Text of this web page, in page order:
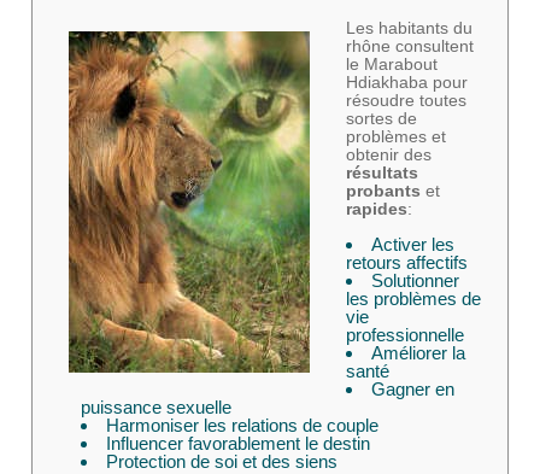
Les habitants du
rhône consultent
le Marabout
Hdiakhaba pour
résoudre toutes
sortes de
problèmes et
obtenir des
résultats
probants et
rapides:
Activer les
retours affectifs
Solutionner
les problèmes de
vie
professionnelle
Améliorer la
santé
Gagner en
puissance sexuelle
Harmoniser les relations de couple
Influencer favorablement le destin
Protection de soi et des siens